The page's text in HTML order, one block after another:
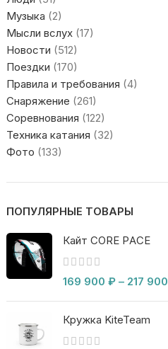
Музыка (2)
Мысли вслух(17)
Новости (512)
Поездки (170)
Правила и требования (4)
Снаряжение (261)
Соревнования (122)
Техника катания (32)
Фото (133)
ПОПУЛЯРНЫЕ ТОВАРЫ
Кайт CORE PACE
169 900 ₽ – 217 900
Кружка KiteTeam